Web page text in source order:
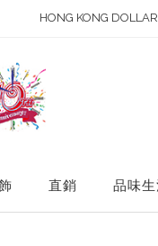
HONG KONG
直銷 品味